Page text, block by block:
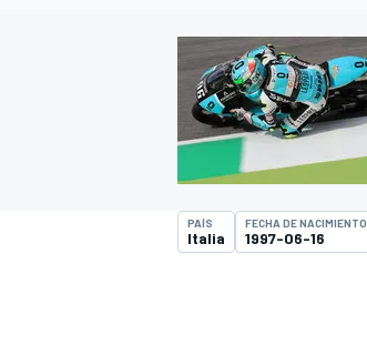
INDYCAR
PAÍS
Italia
FECHA DE NACIMIENTO
1997-06-16